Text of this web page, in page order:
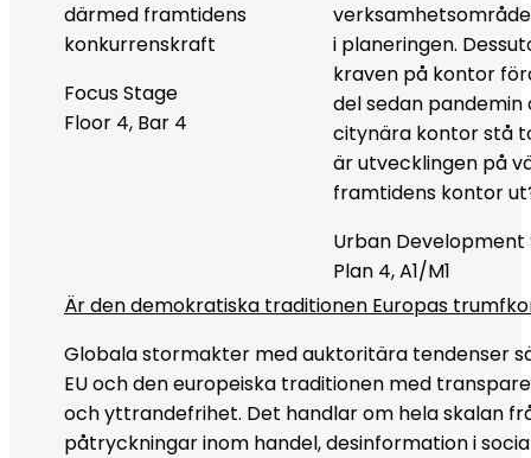
därmed framtidens
konkurrenskraft
Focus Stage
Floor 4, Bar 4
i planeringen.
kraven på kontor
del sedan pandemin
citynära kontor stå
är utvecklingen på
framtidens kontor
Urban Development
Plan 4, A1/M1
Är den demokratiska traditionen Europas
Globala stormakter med auktoritära tendenser
EU och den europeiska traditionen med
och yttrandefrihet. Det handlar om hela skalan
påtryckningar inom handel, desinformation i